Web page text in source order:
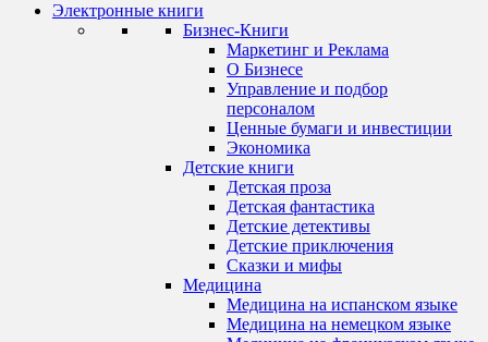
Электронные книги
Бизнес-Книги
Маркетинг и Реклама
О Бизнесе
Управление и подбор
персоналом
Ценные бумаги и инвестиции
Экономика
Детские книги
Детская проза
Детская фантастика
Детские детективы
Детские приключения
Сказки и мифы
Медицина
Медицина на испанском языке
Медицина на немецком языке